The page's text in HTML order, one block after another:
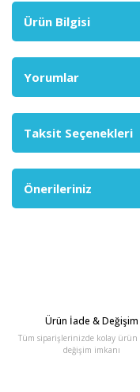
Ürün Bilgisi
Yorumlar
Taksit Seçenekleri
Önerileriniz
Ürün İade & Değişim
Tüm siparişlerinizde kolay ürün
değişim imkanı